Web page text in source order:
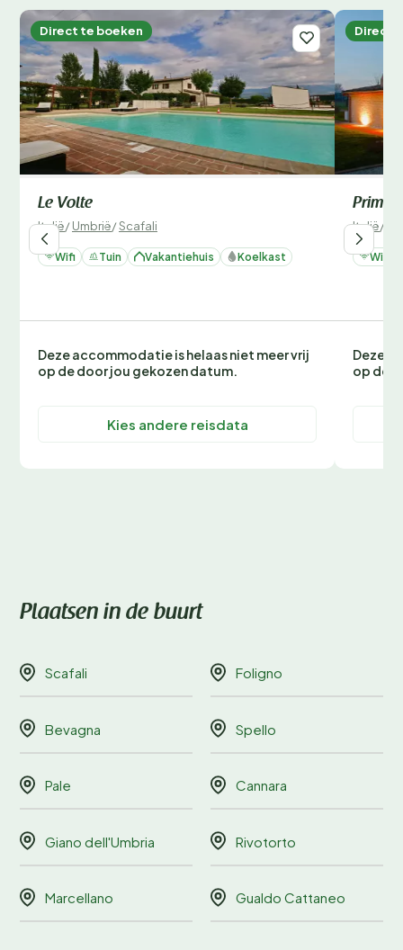
Direct te boeken
Le Volte
Italië/Umbrië/Scafali
Wifi Tuin Vakantiehuis Koelkast
Deze accommodatie is helaas niet meer vrij
op de door jou gekozen datum.
Kies andere reisdata
Direct
Primo
Italië/
Wifi
Deze
op de
Plaatsen in de buurt
Scafali Foligno
Bevagna Spello
Pale Cannara
Giano dell'Umbria Rivotorto
Marcellano Gualdo Cattaneo